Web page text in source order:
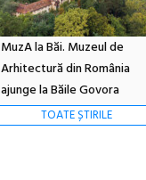
MuzA la Băi. Muzeul de
Arhitectură din România
ajunge la Băile Govora
TOATE ȘTIRILE